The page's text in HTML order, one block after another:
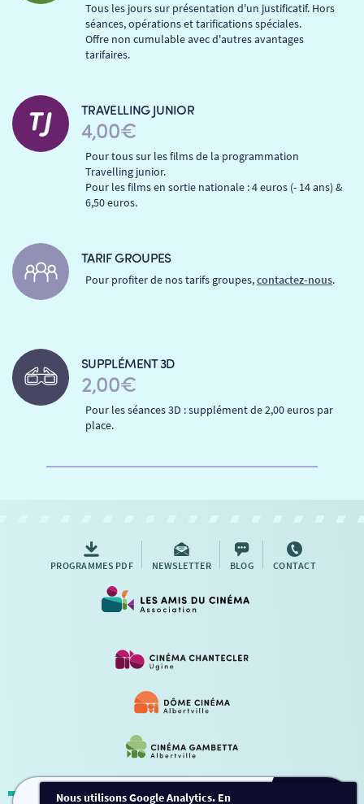
LA PROG QUI OSE
JEUNESSE
AUTRES RENDEZ-VOUS
ATELIERS PRATIQUES
VISITE DE CABINE
STAGES VIDÉO
LES ATELIERS EN CLASSE
MON COMPTE
ADHÉRER
PARTENAIRES
LE REX
LE DORON
NOUS CONTACTER
Tous les jours sur présentation d'un justificatif. Hors
séances, opérations et tarifications spéciales.
Offre non cumulable avec d'autres avantages
tarifaires.
TRAVELLING JUNIOR
4,00€
Pour tous sur les films de la programmation
Travelling junior.
Pour les films en sortie nationale : 4 euros (- 14 ans) &
6,50 euros.
TARIF GROUPES
Pour profiter de nos tarifs groupes,contactez-nous.
SUPPLÉMENT 3D
2,00€
Pour les séances 3D : supplément de 2,00 euros par
place.
PROGRAMMES PDF NEWSLETTER BLOG CONTACT
Nous utilisons Google Analytics. En